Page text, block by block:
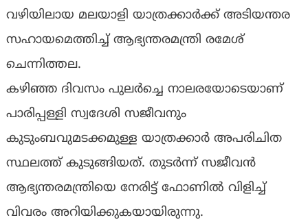
വഴിയിലായ മലയാളി യാത്രക്കാർക്ക് അടിയന്തര
സഹായമെത്തിച്ച് ആഭ്യന്തരമന്ത്രി രമേശ്
ചെന്നിത്തല.
കഴിഞ്ഞ ദിവസം പുലർച്ചെ നാലരയോടെയാണ്
പാരിപ്പള്ളി സ്വദേശി സജീവനും
കുടുംബവുമടക്കമുള്ള യാത്രക്കാർ അപരിചിത
സ്ഥലത്ത് കുടുങ്ങിയത്. തുടർന്ന് സജീവൻ
ആഭ്യന്തരമന്ത്രിയെ നേരിട്ട് ഫോണിൽ വിളിച്ച്
വിവരം അറിയിക്കുകയായിരുന്നു.